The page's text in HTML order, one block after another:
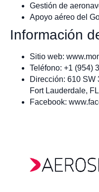
Gestión de
Apoyo aéreo del
Información
Sitio web:
Teléfono: +1 (954)
Dirección: 610 SW
Fort Lauderdale,
Facebook: